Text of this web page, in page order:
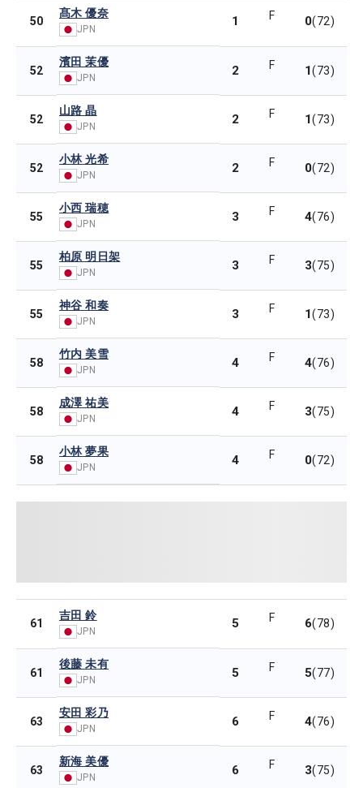
50
髙木 優奈
JPN
1 F 0(72)
52
濱田 茉優
JPN 2 F 1(73)
52
山路 晶
JPN 2 F 1(73)
52
小林 光希
JPN 2 F 0(72)
55
小西 瑞穂
JPN 3 F 4(76)
55
柏原 明日架
JPN 3 F 3(75)
55
神谷 和奏
JPN 3 F 1(73)
58
竹内 美雪
JPN 4 F 4(76)
58
成澤 祐美
JPN 4 F 3(75)
58
小林 夢果
JPN 4 F 0(72)
61
吉田 鈴
JPN
5 F 6(78)
61
後藤 未有
JPN 5 F 5(77)
63
安田 彩乃
JPN 6 F 4(76)
63
新海 美優
JPN 6 F 3(75)